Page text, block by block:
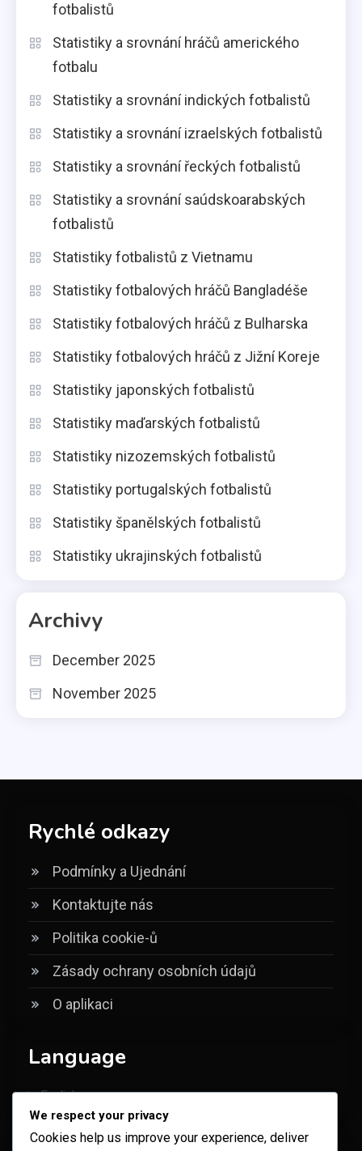
fotbalistů
Statistiky a srovnání hráčů amerického
fotbalu
Statistiky a srovnání indických fotbalistů
Statistiky a srovnání izraelských fotbalistů
Statistiky a srovnání řeckých fotbalistů
Statistiky a srovnání saúdskoarabských
fotbalistů
Statistiky fotbalistů z Vietnamu
Statistiky fotbalových hráčů Bangladéše
Statistiky fotbalových hráčů z Bulharska
Statistiky fotbalových hráčů z Jižní Koreje
Statistiky japonských fotbalistů
Statistiky maďarských fotbalistů
Statistiky nizozemských fotbalistů
Statistiky portugalských fotbalistů
Statistiky španělských fotbalistů
Statistiky ukrajinských fotbalistů
Archivy
December 2025
November 2025
Rychlé odkazy
Podmínky a Ujednání
Kontaktujte nás
Politika cookie-ů
Zásady ochrany osobních údajů
O aplikaci
Language
English▾
We respect your privacy
Cookies help us improve your experience, deliver